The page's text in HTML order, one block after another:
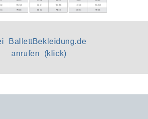
BallettBekleidung.de
anrufen (klick)